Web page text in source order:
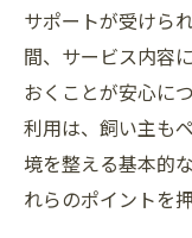
サポートが受けら
間、サービス内容
おくことが安心に
利用は、飼い主も
境を整える基本的
れらのポイントを